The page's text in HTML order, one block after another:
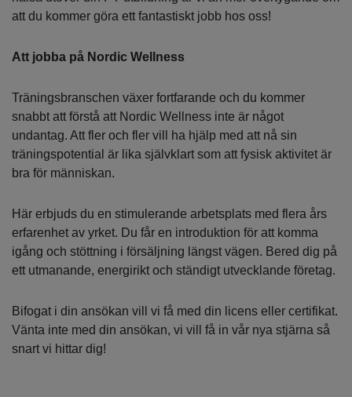
att du kommer göra ett fantastiskt jobb hos oss!
Att jobba på Nordic Wellness
Träningsbranschen växer fortfarande och du kommer
snabbt att förstå att Nordic Wellness inte är något
undantag. Att fler och fler vill ha hjälp med att nå sin
träningspotential är lika självklart som att fysisk aktivitet är
bra för människan.
Här erbjuds du en stimulerande arbetsplats med flera års
erfarenhet av yrket. Du får en introduktion för att komma
igång och stöttning i försäljning längst vägen. Bered dig på
ett utmanande, energirikt och ständigt utvecklande företag.
Bifogat i din ansökan vill vi få med din licens eller certifikat.
Vänta inte med din ansökan, vi vill få in vår nya stjärna så
snart vi hittar dig!